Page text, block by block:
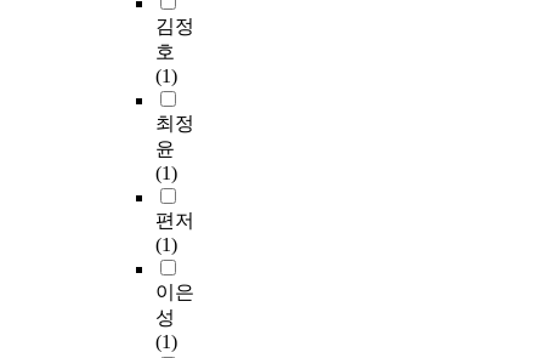
김정
호
(1)
최정
윤
(1)
편저
(1)
이은
성
(1)